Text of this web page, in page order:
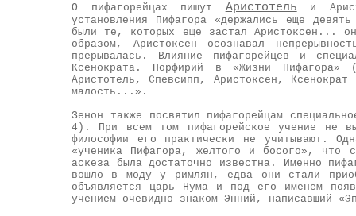
О пифагорейцах пишут Аристотель и
установления Пифагора «держались еще
были те, которых еще застал Аристоксен...
образом, Аристоксен осознавал
прерывалась. Влияние пифагорейцев и
Ксенократа. Порфирий в «Жизни
Аристотель, Спевсипп, Аристоксен,
малость...».
Зенон также посвятил пифагорейцам
4). При всем том пифагорейское учение не
философии его практически не учитывают.
«ученика Пифагора, желтого и босого», что
аскеза была достаточно известна. Именно
вошло в моду у римлян, едва они стали
объявляется царь Нума и под его именем
учением очевидно знаком Энний, написавший